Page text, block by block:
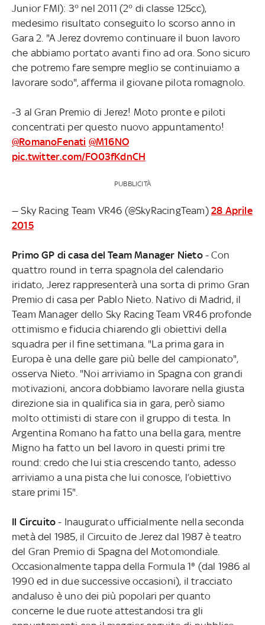
Junior FMI): 3° nel 2011 (2° di classe 125cc),
medesimo risultato conseguito lo scorso anno in
Gara 2. "A Jerez dovremo continuare il buon lavoro
che abbiamo portato avanti fino ad ora. Sono sicuro
che potremo fare sempre meglio se continuiamo a
lavorare sodo", afferma il giovane pilota romagnolo.
-3 al Gran Premio di Jerez! Moto pronte e piloti
concentrati per questo nuovo appuntamento!
@RomanoFenati @M16NO
pic.twitter.com/FO03fKdnCH
PUBBLICITÀ
— Sky Racing Team VR46 (@SkyRacingTeam) 28 Aprile
2015
Primo GP di casa del Team Manager Nieto- Con
quattro round in terra spagnola del calendario
iridato, Jerez rappresenterà una sorta di primo Gran
Premio di casa per Pablo Nieto. Nativo di Madrid, il
Team Manager dello Sky Racing Team VR46 profonde
ottimismo e fiducia chiarendo gli obiettivi della
squadra per il fine settimana. "La prima gara in
Europa è una delle gare più belle del campionato",
osserva Nieto. "Noi arriviamo in Spagna con grandi
motivazioni, ancora dobbiamo lavorare nella giusta
direzione sia in qualifica sia in gara, però siamo
molto ottimisti di stare con il gruppo di testa. In
Argentina Romano ha fatto una bella gara, mentre
Migno ha fatto un bel lavoro in questi primi tre
round: credo che lui stia crescendo tanto, adesso
arriviamo a una pista che lui conosce, l’obiettivo
stare primi 15".
Il Circuito - Inaugurato ufficialmente nella seconda
metà del 1985, il Circuito de Jerez dal 1987 è teatro
del Gran Premio di Spagna del Motomondiale.
Occasionalmente tappa della Formula 1® (dal 1986 al
1990 ed in due successive occasioni), il tracciato
andaluso è uno dei più popolari per quanto
concerne le due ruote attestandosi tra gli